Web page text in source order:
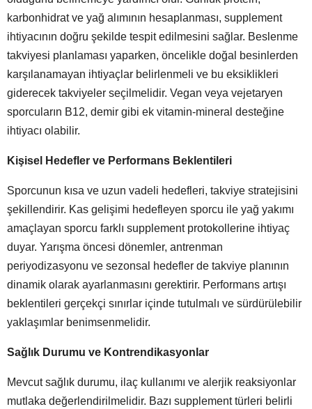
karbonhidrat ve yağ alımının hesaplanması, supplement
ihtiyacının doğru şekilde tespit edilmesini sağlar. Beslenme
takviyesi planlaması yaparken, öncelikle doğal besinlerden
karşılanamayan ihtiyaçlar belirlenmeli ve bu eksiklikleri
giderecek takviyeler seçilmelidir. Vegan veya vejetaryen
sporcuların B12, demir gibi ek vitamin-mineral desteğine
ihtiyacı olabilir.
Kişisel Hedefler ve Performans Beklentileri
Sporcunun kısa ve uzun vadeli hedefleri, takviye stratejisini
şekillendirir. Kas gelişimi hedefleyen sporcu ile yağ yakımı
amaçlayan sporcu farklı supplement protokollerine ihtiyaç
duyar. Yarışma öncesi dönemler, antrenman
periyodizasyonu ve sezonsal hedefler de takviye planının
dinamik olarak ayarlanmasını gerektirir. Performans artışı
beklentileri gerçekçi sınırlar içinde tutulmalı ve sürdürülebilir
yaklaşımlar benimsenmelidir.
Sağlık Durumu ve Kontrendikasyonlar
Mevcut sağlık durumu, ilaç kullanımı ve alerjik reaksiyonlar
mutlaka değerlendirilmelidir. Bazı supplement türleri belirli